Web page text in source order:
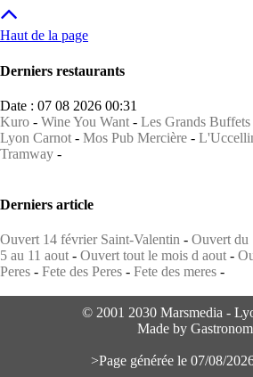
Haut de la page
Derniers restaurants
Date : 07 08 2026 00:31
Kuro - Wine You Want - Les Grands
Lyon Carnot - Mos Pub Mercière -
Tramway -
Derniers article
Ouvert 14 février Saint-Valentin - Ouvert du
5 au 11 aout - Ouvert tout le mois d aout -
Peres - Fete des Peres - Fete des meres -
© 2001 2030 Marsmedia -
Made by
>Page générée le 07/08/